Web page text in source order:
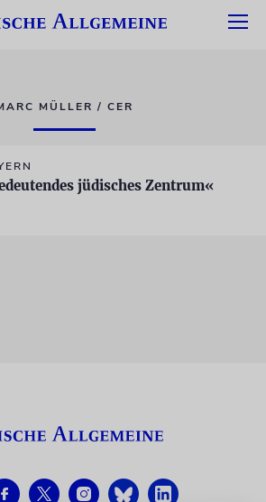
MÜLLER / CER
jüdisches Zentrum«